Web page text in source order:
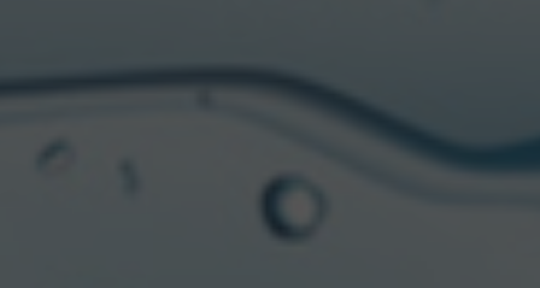
¿Qué de todo aquello volverían a elegir?
cuenta con diversos comerciales,
piezas digitales, gráficas y fuerte activación en los